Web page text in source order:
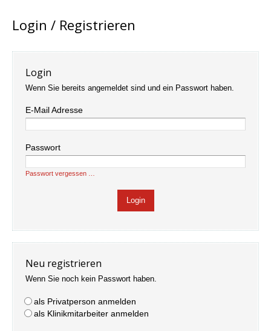
Login / Registrieren
Login
Wenn Sie bereits angemeldet sind und ein Passwort haben.
E-Mail Adresse
Passwort
Passwort vergessen …
Neu registrieren
Wenn Sie noch kein Passwort haben.
als Privatperson anmelden
als Klinikmitarbeiter anmelden